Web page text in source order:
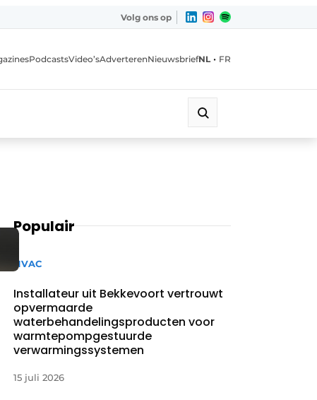
Volg ons op
PodcastsVideo’sAdverterenNieuwsbriefNL • FR
Populair
HVAC
Installateur uit Bekkevoort vertrouwt
opvermaarde
waterbehandelingsproducten voor
warmtepompgestuurde
verwarmingssystemen
15 juli 2026